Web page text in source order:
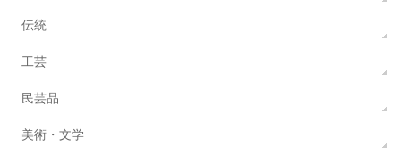
伝統
工芸
民芸品
美術・文学